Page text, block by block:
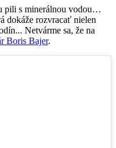
pili s minerálnou vodou…
dokáže rozvracať nielen
Netvárme sa, že na
Boris Bajer.